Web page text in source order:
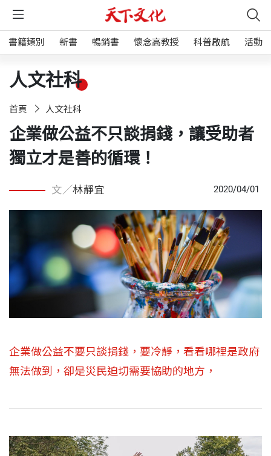
書籍類別 新書 暢銷書 懷念高教授 科普啟航 活動
人文社科
首頁 人文社科
企業做公益不只談捐錢，讓受助者
獨立才是善的循環！
文／林靜宜 2020/04/01
企業做公益不要只談捐錢，要冷靜，看看哪裡是政府
無法做到，卻是災民迫切需要協助的地方，